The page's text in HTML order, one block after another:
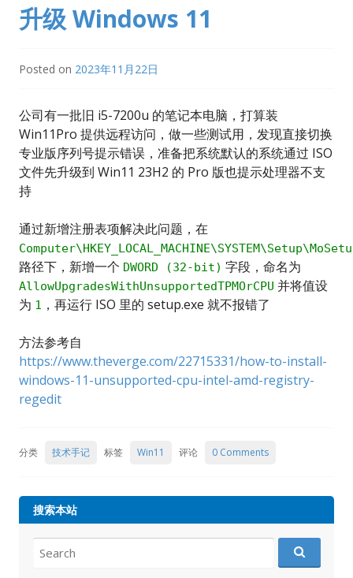
升级 Windows 11
Posted on 2023年11月22日
公司有一批旧 i5-7200u 的笔记本电脑，打算装
Win11Pro 提供远程访问，做一些测试用，发现直接切换
专业版序列号提示错误，准备把系统默认的系统通过 ISO
文件先升级到 Win11 23H2 的 Pro 版也提示处理器不支
持
通过新增注册表项解决此问题，在
路径下，新增一个 DWORD (32-bit) 字段，命名为
AllowUpgradesWithUnsupportedTPMOrCPU 并将值设
为 1 ，再运行 ISO 里的 setup.exe 就不报错了
方法参考自
https://www.theverge.com/22715331/how-to-install-
windows-11-unsupported-cpu-intel-amd-registry-
regedit
分类 技术手记 标签 Win11 评论 0 Comments
搜索本站
for: